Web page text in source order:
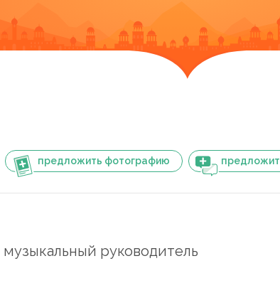
предложить фотографию
музыкальный руководитель